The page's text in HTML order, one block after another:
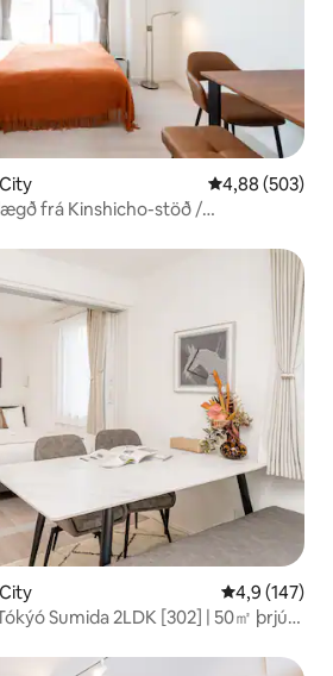
4,88 af 5 í
4,88 (503)
frá Kinshicho-stöð /
mínútna göngufjarlægð frá
4,9 af 5 í
4,9 (147)
Sumida 2LDK [302] | 50㎡ þrjú
þvottahús...